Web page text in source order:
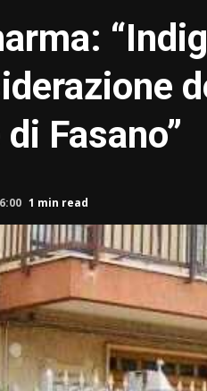
Fasano”
1 min read